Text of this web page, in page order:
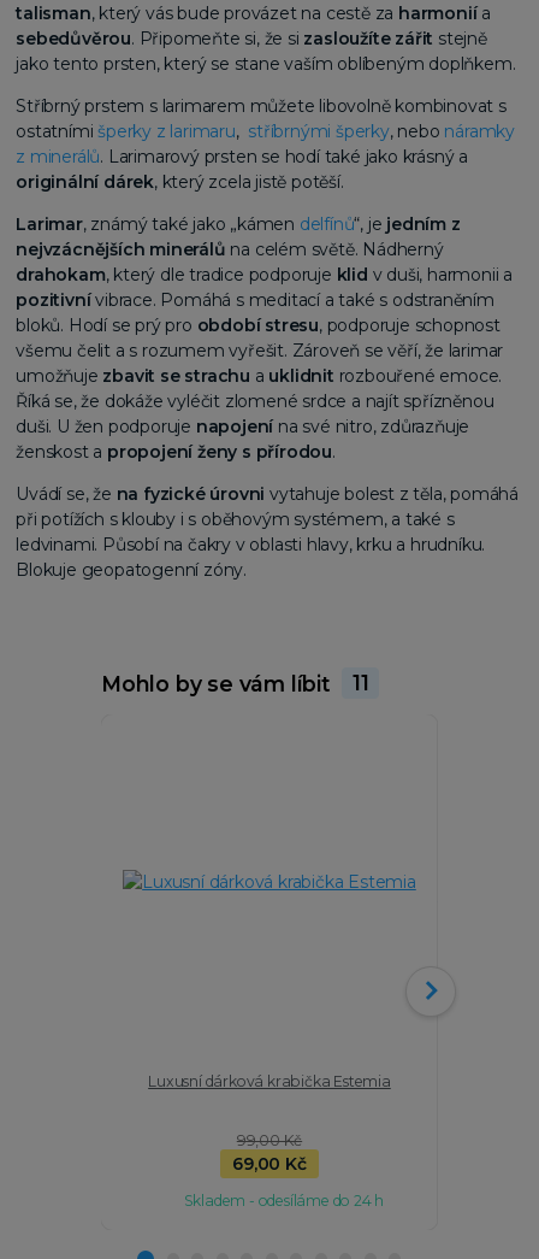
talisman, který vás bude provázet na cestě za harmoniía
sebedůvěrou. Připomeňte si, že si zasloužíte zářit stejně
jako tento prsten, který se stane vaším oblíbeným doplňkem.
Stříbrný prstem s larimarem můžete libovolně kombinovat s
ostatnímišperky z larimaru, stříbrnými šperky, nebo náramky
z minerálů. Larimarový prsten se hodí také jako krásný a
originální dárek, který zcela jistě potěší.
Larimar, známý také jako „kámen delfínů“, je jedním z
nejvzácnějších minerálů na celém světě. Nádherný
drahokam, který dle tradice podporuje klid v duši, harmonii a
pozitivnívibrace. Pomáhá s meditací a také s odstraněním
bloků. Hodí se prý pro období stresu, podporuje schopnost
všemu čelit a s rozumem vyřešit. Zároveň se věří, že larimar
umožňuje zbavit se strachu a uklidnit rozbouřené emoce.
Říká se, že dokáže vyléčit zlomené srdce a najít spřízněnou
duši. U žen podporuje napojení na své nitro, zdůrazňuje
ženskost a propojení ženy s přírodou.
Uvádí se, že na fyzické úrovni vytahuje bolest z těla, pomáhá
při potížích s klouby i s oběhovým systémem, a také s
ledvinami. Působí na čakry v oblasti hlavy, krku a hrudníku.
Blokuje geopatogenní zóny.
Mohlo by se vám líbit 11
Luxusní dárková krabička Estemia
99,00 Kč
69,00 Kč
Skladem - odesíláme do 24 h